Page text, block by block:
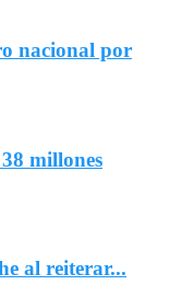
nacional por
millones
al reiterar...